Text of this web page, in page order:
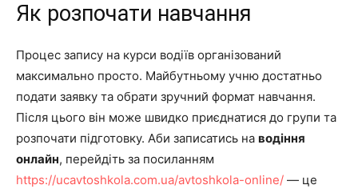
Як розпочати навчання
Процес запису на курси водіїв організований
максимально просто. Майбутньому учню достатньо
подати заявку та обрати зручний формат навчання.
Після цього він може швидко приєднатися до групи та
розпочати підготовку. Аби записатись на водіння
онлайн, перейдіть за посиланням
https://ucavtoshkola.com.ua/avtoshkola-online/ — це